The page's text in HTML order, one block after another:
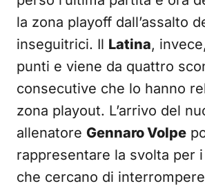
la zona playoff dall’assalto
inseguitrici. Il Latina,
punti e viene da quattro
consecutive che lo hanno
zona playout. L’arrivo del
allenatore Gennaro Volpe
rappresentare la svolta per
che cercano di